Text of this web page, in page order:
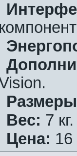
Вес: 7 кг.
Цена: 16